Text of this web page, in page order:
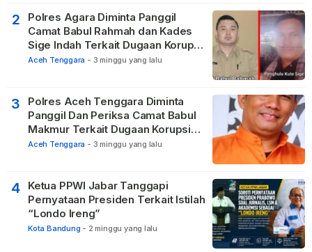
2
Polres Agara Diminta Panggil
Camat Babul Rahmah dan Kades
Sige Indah Terkait Dugaan Korupsi
Dana Desa
Aceh Tenggara - 3 minggu yang lalu
3
Polres Aceh Tenggara Diminta
Panggil Dan Periksa Camat Babul
Makmur Terkait Dugaan Korupsi
DD di 20 Desa
Aceh Tenggara - 3 minggu yang lalu
4
Ketua PPWI Jabar Tanggapi
Pernyataan Presiden Terkait Istilah
“Londo Ireng”
Kota Bandung - 2 minggu yang lalu